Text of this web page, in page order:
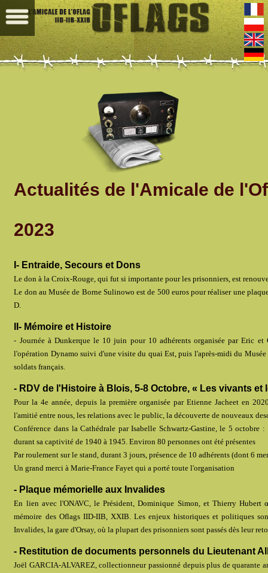
Actualités de l'Amicale de
2023
I- Entraide, Secours et Dons
Le don à la Croix-Rouge, qui fut si importante pour les prisonniers, est
Le don au Musée de Borne Sulinowo est de 500 euros pour réaliser une
D.
II- Mémoire et Histoire
- Journée à Dunkerque le 10 juin pour 10 adhérents organisée par Eric
l'opération Dynamo suivi d'une visite du quai Est, puis l'après-midi du
soldats français.
- RDV de l'Histoire à Blois, 5-8 Octobre, « Les vivants et
Pour la 4e année, depuis la première organisée par Etienne Jacheet en
l'amitié entre nous, les relations avec le public, la découverte de nouveaux
Conférence dans la Cathédrale par Isabelle Schwartz-Gastine, le 5
durant sa captivité de 1940 à 1945. Environ 80 personnes ont été présentes
Par roulement sur le stand, durant 3 jours, présence de 10 adhérents (dont 6
Un grand merci à Marie-France Fayet qui a porté toute l'organisation
- Plaque mémorielle aux Invalides
En lien avec l'ONAVC, le Président, Dominique Simon, et Thierry
mémoire des Oflags IID-IIB, XXIB. Les enjeux historiques et politiques
Invalides, la gare d'Orsay, où la plupart des prisonniers sont passés dès leur
- Restitution de documents personnels du Lieutenant
Joël GARCIA-ALVAREZ, collectionneur passionné depuis plus de quarante